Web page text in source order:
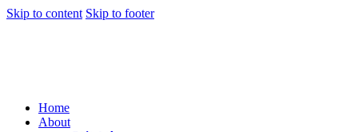
Skip to content Skip to footer
Home
About